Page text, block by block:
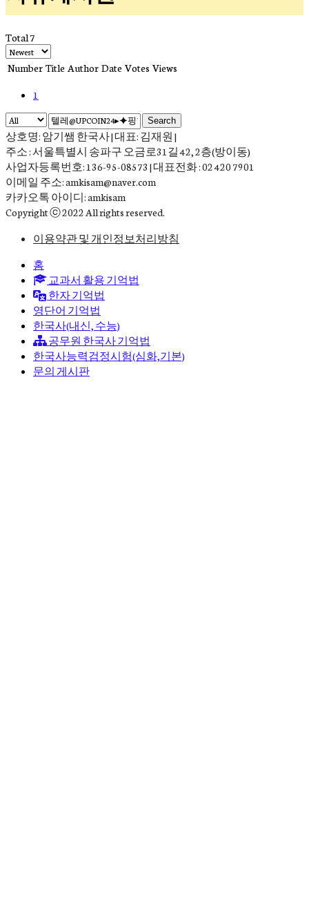
Total 7
Number Title Author Date Votes Views
1
Search
상호명: 암기쌤 한국사 | 대표: 김재원 |
주소 : 서울특별시 송파구 오금로31길 42, 2층(방이동)
사업자등록번호: 136-95-08573 | 대표전화 : 02 420 7901
이메일 주소: amkisam@naver.com
카카오톡 아이디: amkisam
Copyright ⓒ 2022 All rights reserved.
이용약관 및 개인정보처리방침
홈
교과서 활용 기억법
한자 기억법
영단어 기억법
한국사(내신, 수능)
공무원 한국사 기억법
한국사능력검정시험(심화,기본)
문의 게시판